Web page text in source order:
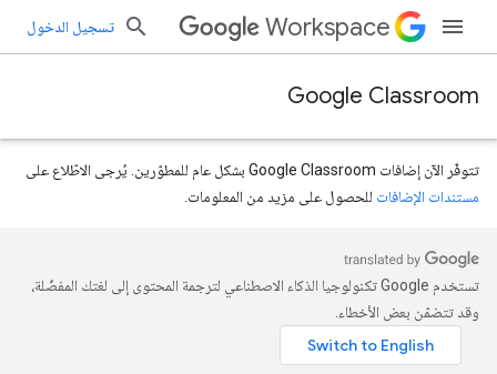
Workspace تسجيل الدخول
Google Classroom
تتوفّر الآن إضافات Google Classroom بشكل عام للمطوّرين. يُرجى الاطّلاع على
مستندات الإضافات للحصول على مزيد من المعلومات.
تستخدم Google تكنولوجيا الذكاء الاصطناعي لترجمة المحتوى إلى لغتك المفضّلة،
وقد تتضمّن بعض الأخطاء.